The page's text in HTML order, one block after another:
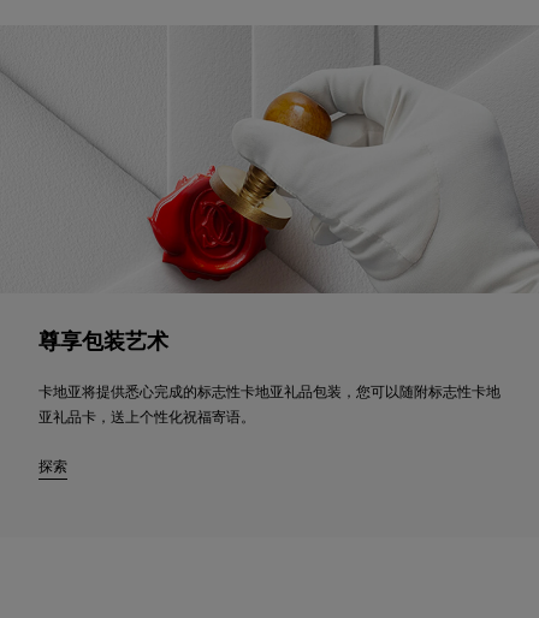
尊享包装艺术
卡地亚将提供悉心完成的标志性卡地亚礼品包装，您可以随附标志性卡地
亚礼品卡，送上个性化祝福寄语。
探索